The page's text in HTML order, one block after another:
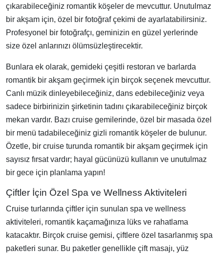
çıkarabileceğiniz romantik köşeler de mevcuttur. Unutulmaz
bir akşam için, özel bir fotoğraf çekimi de ayarlatabilirsiniz.
Profesyonel bir fotoğrafçı, geminizin en güzel yerlerinde
size özel anlarınızı ölümsüzleştirecektir.
Bunlara ek olarak, gemideki çeşitli restoran ve barlarda
romantik bir akşam geçirmek için birçok seçenek mevcuttur.
Canlı müzik dinleyebileceğiniz, dans edebileceğiniz veya
sadece birbirinizin şirketinin tadını çıkarabileceğiniz birçok
mekan vardır. Bazı cruise gemilerinde, özel bir masada özel
bir menü tadabileceğiniz gizli romantik köşeler de bulunur.
Özetle, bir cruise turunda romantik bir akşam geçirmek için
sayısız fırsat vardır; hayal gücünüzü kullanın ve unutulmaz
bir gece için planlama yapın!
Çiftler İçin Özel Spa ve Wellness Aktiviteleri
Cruise turlarında çiftler için sunulan spa ve wellness
aktiviteleri, romantik kaçamağınıza lüks ve rahatlama
katacaktır. Birçok cruise gemisi, çiftlere özel tasarlanmış spa
paketleri sunar. Bu paketler genellikle çift masajı, yüz